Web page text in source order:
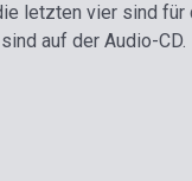
letzten vier sind für
auf der Audio-CD.